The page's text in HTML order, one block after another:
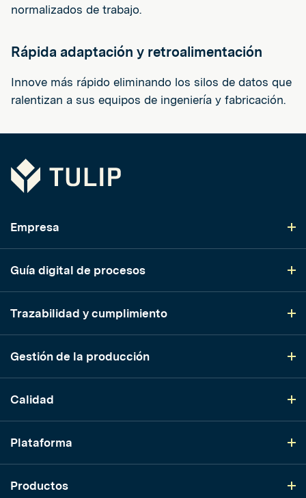
normalizados de trabajo.
Rápida adaptación y retroalimentación
Innove más rápido eliminando los silos de datos que
ralentizan a sus equipos de ingeniería y fabricación.
Tulip
Empresa
Guía digital de procesos
Trazabilidad y cumplimiento
Gestión de la producción
Calidad
Plataforma
Productos